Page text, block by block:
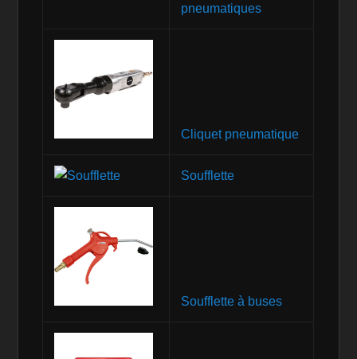
pneumatiques
Cliquet pneumatique
Soufflette
Soufflette à buses